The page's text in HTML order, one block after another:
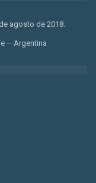
agosto de 2018.
– Argentina